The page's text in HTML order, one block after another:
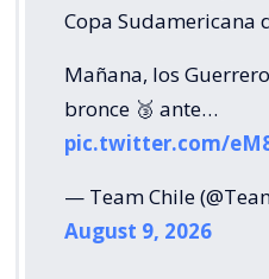
Copa
Mañana, los
bronce 🥉 ante…
pic.twitter.com/
— Team Chile
August 9, 2026